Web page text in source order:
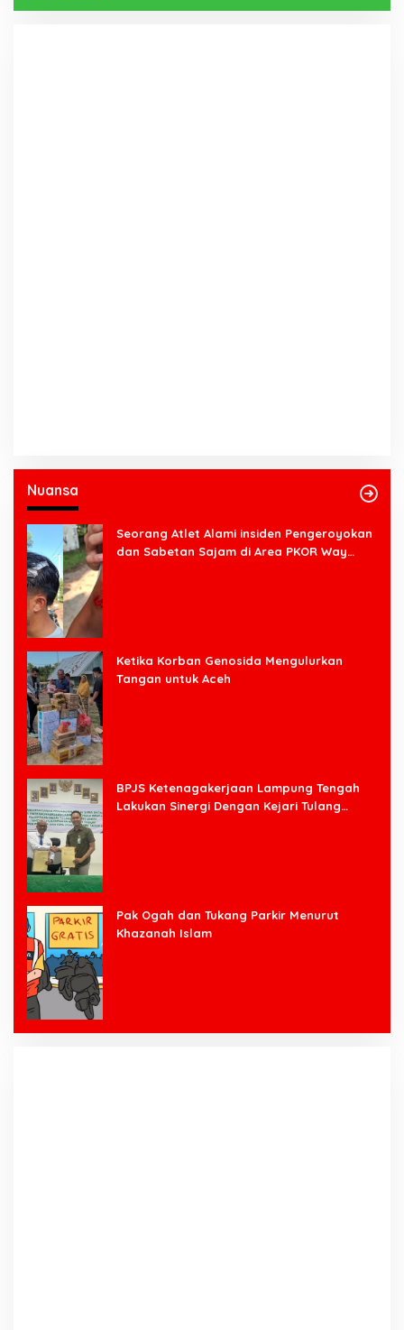
Nuansa
Seorang Atlet Alami insiden Pengeroyokan
dan Sabetan Sajam di Area PKOR Way
Ketika Korban Genosida Mengulurkan
Tangan untuk Aceh
BPJS Ketenagakerjaan Lampung Tengah
Lakukan Sinergi Dengan Kejari Tulang
Pak Ogah dan Tukang Parkir Menurut
Khazanah Islam